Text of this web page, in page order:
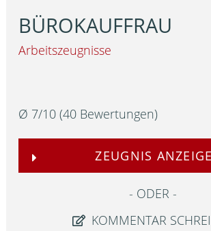
BÜROKAUFFRAU
Arbeitszeugnisse
Ø 7/10 (40 Bewertungen)
ZEUGNIS
ODER
KOMMENTAR